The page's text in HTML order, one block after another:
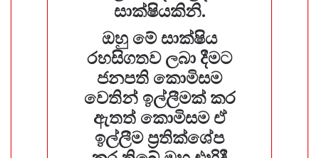
සාක්ෂියකිනි.
ඔහු මේ සාක්ෂිය
රහසිගතව ලබා දීමට
ජනපති කොමිසම
වෙතින් ඉල්ලීමක් කර
ඇතත් කොමිසම ඒ
ඉල්ලීම ප්‍රතික්ශේප